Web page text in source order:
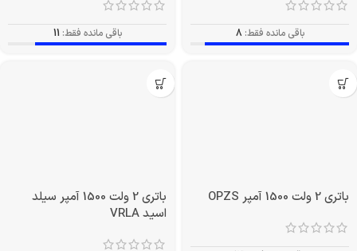
باقی مانده فقط: 8 باقی مانده فقط: 11
باتری 2 ولت 1500 آمپر OPZS
باتری 2 ولت 1500 آمپر سیلد
اسید VRLA